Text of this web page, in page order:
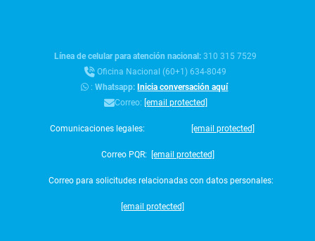
Línea de celular para atención nacional:310 315 7529
Oficina Nacional (60+1) 634-8049
:Whatsapp: Inicia conversación aquí
Correo: [email protected]
Comunicaciones legales: [email protected]
Correo PQR: [email protected]
Correo para solicitudes relacionadas con datos personales:
[email protected]